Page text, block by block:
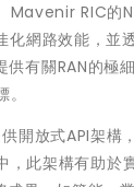
Mavenir RIC的
網路效能，並
有關RAN的極
開放式API架構
，此架構有助於